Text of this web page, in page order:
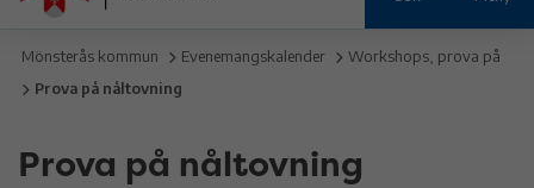
Mönsterås kommun Evenemangskalender
Workshops, prova på
Prova på nåltovning
Prova på nåltovning